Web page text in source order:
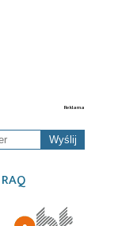
Wyślij
RAQ